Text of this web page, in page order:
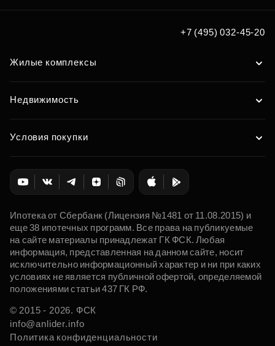
+7 (495) 032-45-20
Жилые комплексы
Недвижимость
Условия покупки
Ипотека от Сбербанк (Лицензия №1481 от 11.08.2015) и
еще 38 ипотечных программ. Все права на публикуемые
на сайте материалы принадлежат ГК ФСК. Любая
информация, представленная на данном сайте, носит
исключительно информационный характер и ни при каких
условиях не является публичной офертой, определяемой
положениями статьи 437 ГК РФ.
© 2015 - 2026. ФСК
info@anlider.info
Политика конфиденциальности